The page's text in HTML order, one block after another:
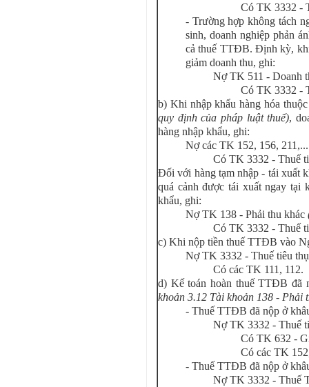
Có TK 3332 -
- Trường hợp không tách
sinh, doanh nghiệp phản
cả thuế TTĐB. Định kỳ,
giảm doanh thu, ghi:
Nợ TK 511 - Doanh
Có TK 3332 -
b) Khi nhập khẩu hàng hóa
quy định của pháp luật thuế),
hàng nhập khẩu, ghi:
Nợ các TK 152, 156, 211,...
Có TK 3332 - Thuế
Đối với hàng tạm nhập - tái xuất
quá cảnh được tái xuất ngay tại
khẩu, ghi:
Nợ TK 138 - Phải thu khác
Có TK 3332 - Thuế
c) Khi nộp tiền thuế TTĐB vào
Nợ TK 3332 - Thuế tiêu
Có các TK 111, 112.
d) Kế toán hoàn thuế TTĐB đã
khoản 3.12 Tài khoản 138 - Phải
- Thuế TTĐB đã nộp ở
Nợ TK 3332 - Thuế
Có TK 632 -
Có các TK
- Thuế TTĐB đã nộp ở
Nợ TK 3332 - Thuế